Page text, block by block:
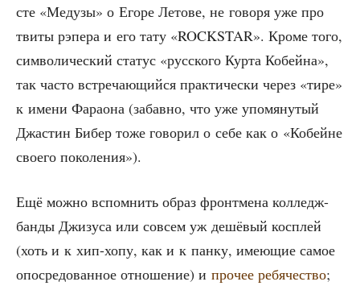
сте «Меду­зы» о Его­ре Лето­ве, не гово­ря уже про
тви­ты рэпе­ра и его тату «ROCKSTAR». Кро­ме того,
сим­во­ли­че­ский ста­тус «рус­ско­го Кур­та Кобей­на»,
так часто встре­ча­ю­щий­ся прак­ти­че­ски через «тире»
к име­ни Фара­о­на (забав­но, что уже упо­мя­ну­тый
Джа­стин Бибер тоже гово­рил о себе как о «Кобейне
сво­е­го поколения»).
Ещё мож­но вспом­нить образ фронт­ме­на кол­ледж-
бан­ды Джи­зу­са или совсем уж дешё­вый кос­плей
(хоть и к хип-хопу, как и к пан­ку, име­ю­щие самое
опо­сре­до­ван­ное отно­ше­ние) и про­чее ребя­че­ство;